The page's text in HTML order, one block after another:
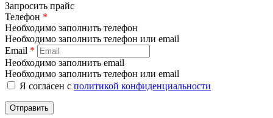
Запросить прайс
Телефон *
Необходимо заполнить телефон
Необходимо заполнить телефон или email
Email *
Необходимо заполнить email
Необходимо заполнить телефон или email
Я согласен с политикой конфиденциальности
Отправить